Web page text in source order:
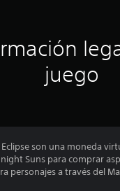
juego
son una moneda
Suns para comprar
personajes a través del